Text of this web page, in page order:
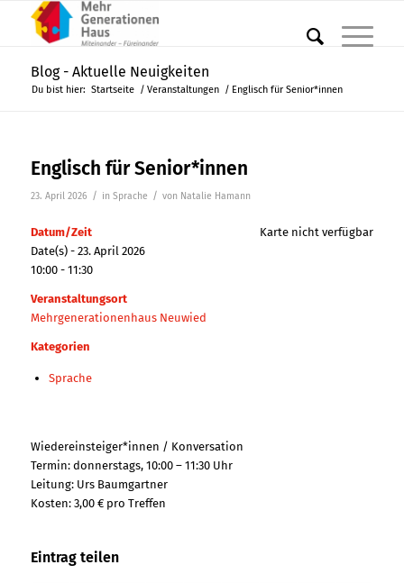
Blog - Aktuelle Neuigkeiten
Du bist hier: Startseite / Veranstaltungen / Englisch für Senior*innen
Englisch für Senior*innen
23. April 2026 / in Sprache / von Natalie Hamann
Karte nicht verfügbar
Datum/Zeit
Date(s) - 23. April 2026
10:00 - 11:30
Veranstaltungsort
Mehrgenerationenhaus Neuwied
Kategorien
Sprache
Wiedereinsteiger*innen / Konversation
Termin: donnerstags, 10:00 – 11:30 Uhr
Leitung: Urs Baumgartner
Kosten: 3,00 € pro Treffen
Eintrag teilen